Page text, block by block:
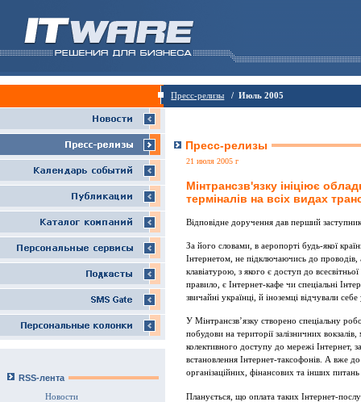
Пресс-релизы / Июль 2005
RSS-лента
Новости
Пресс-релизы
21 июля 2005 г
Мінтрансзв'язку ініціює
терміналів на всіх видах
Відповідне доручення дав перший
За його словами, в аеропорті будь-якої
Інтернетом, не підключаючись до
клавіатурою, з якого є доступ до
правило, є Інтернет-кафе чи спеціальні
звичайні українці, й іноземці відчували
У Мінтрансзв’язку створено спеціальну
побудови на території залізничних
колективного доступу до мережі Інтернет,
встановлення Інтернет-таксофонів. А вже
організаційних, фінансових та інших
Планується, що оплата таких Інтернет-